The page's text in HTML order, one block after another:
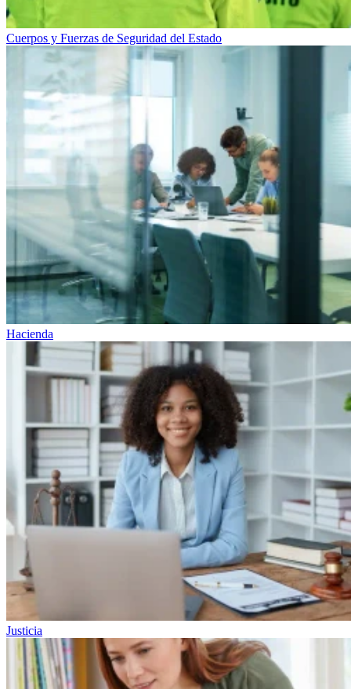
Cuerpos y Fuerzas de Seguridad del Estado
Hacienda
Justicia